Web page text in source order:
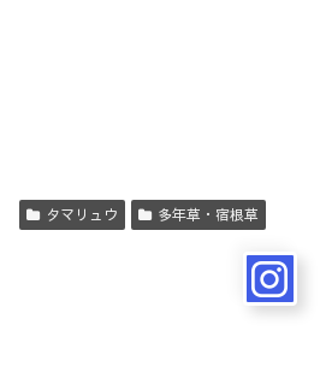
タマリュウ 多年草・宿根草